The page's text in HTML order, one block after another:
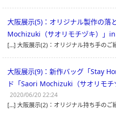
大阪展示(5)：オリジナル製作の
Mochizuki（サオリモチヅキ）」
[…] 大阪展示(2)：オリジナル持ち手のご
大阪展示(9)：新作バッグ「Stay
ド「Saori Mochizuki（サオリモ
2020/06/20 22:24
[…] 大阪展示(2)：オリジナル持ち手のご